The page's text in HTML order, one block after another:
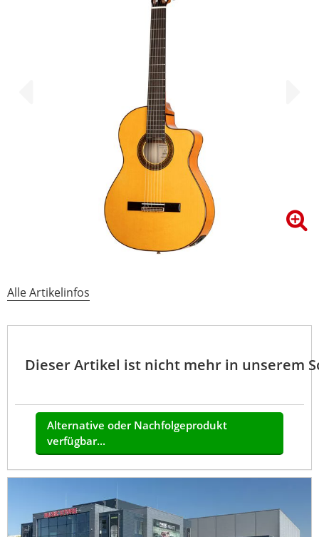
Alle Artikelinfos
Dieser Artikel ist nicht mehr in unserem
Alternative oder Nachfolgeprodukt
verfügbar...